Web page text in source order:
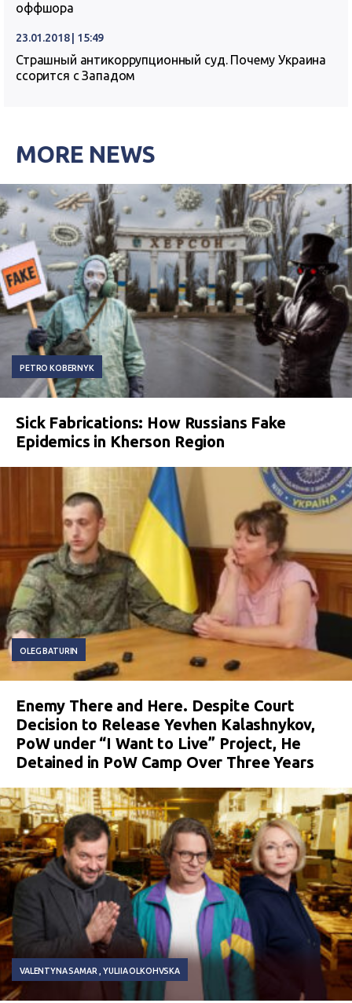
оффшора
23.01.2018 | 15:49
Страшный антикоррупционный суд. Почему Украина
ссорится с Западом
MORE NEWS
PETRO KOBERNYK
Sick Fabrications: How Russians Fake
Epidemics in Kherson Region
OLEG BATURIN
Enemy There and Here. Despite Court
Decision to Release Yevhen Kalashnykov,
PoW under “I Want to Live” Project, He
Detained in PoW Camp Over Three Years
VALENTYNA SAMAR YULIIA OLKOHVSKA